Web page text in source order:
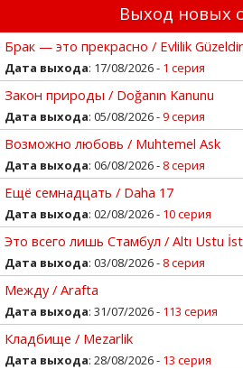
Выход новых
Брак — это прекрасно / Evlilik Güzeldir
Дата выхода: 17/08/2026 - 1 серия
Закон природы / Doğanın Kanunu
Дата выхода: 05/08/2026 -9 серия
Возможно любовь / Muhtemel Ask
Дата выхода: 06/08/2026 - 8 серия
Ещё семнадцать / Daha 17
Дата выхода: 02/08/2026 - 10 серия
Это всего лишь Стамбул / Altı Ustu
Дата выхода: 03/08/2026 - 8 серия
Между / Arafta
Дата выхода: 31/07/2026 - 113 серия
Кладбище / Mezarlik
Дата выхода: 28/08/2026 - 13 серия